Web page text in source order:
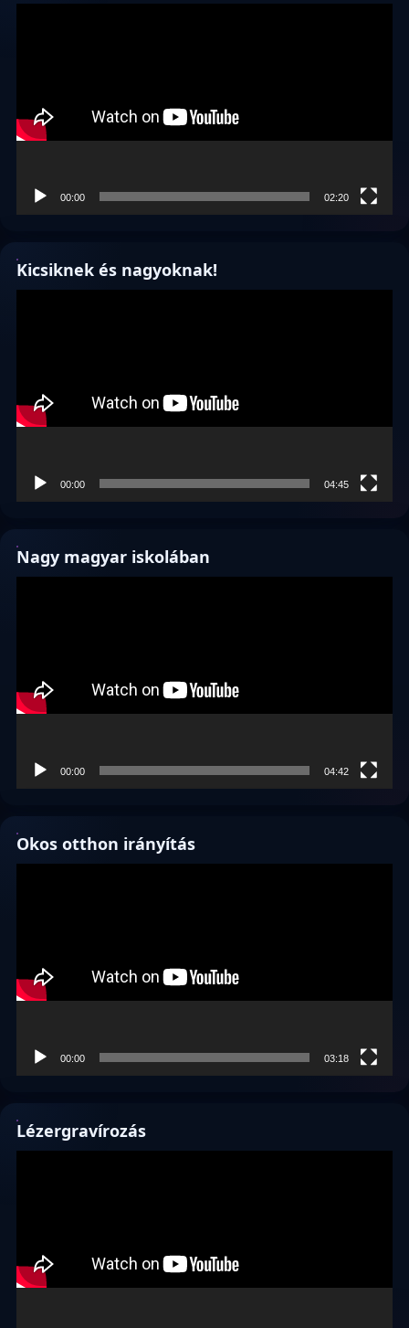
00:00 02:20
Kicsiknek és nagyoknak!
00:00 04:45
Nagy magyar iskolában
00:00 04:42
Okos otthon irányítás
00:00 03:18
Lézergravírozás